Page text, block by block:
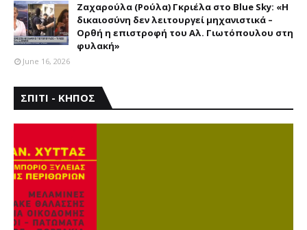
Ζαχαρούλα (Ρούλα) Γκριέλα στο Blue Sky: «Η
δικαιοσύνη δεν λειτουργεί μηχανιστικά –
Ορθή η επιστροφή του Αλ. Γιωτόπουλου στη
φυλακή»
June 16, 2026
ΣΠΙΤΙ - ΚΗΠΟΣ